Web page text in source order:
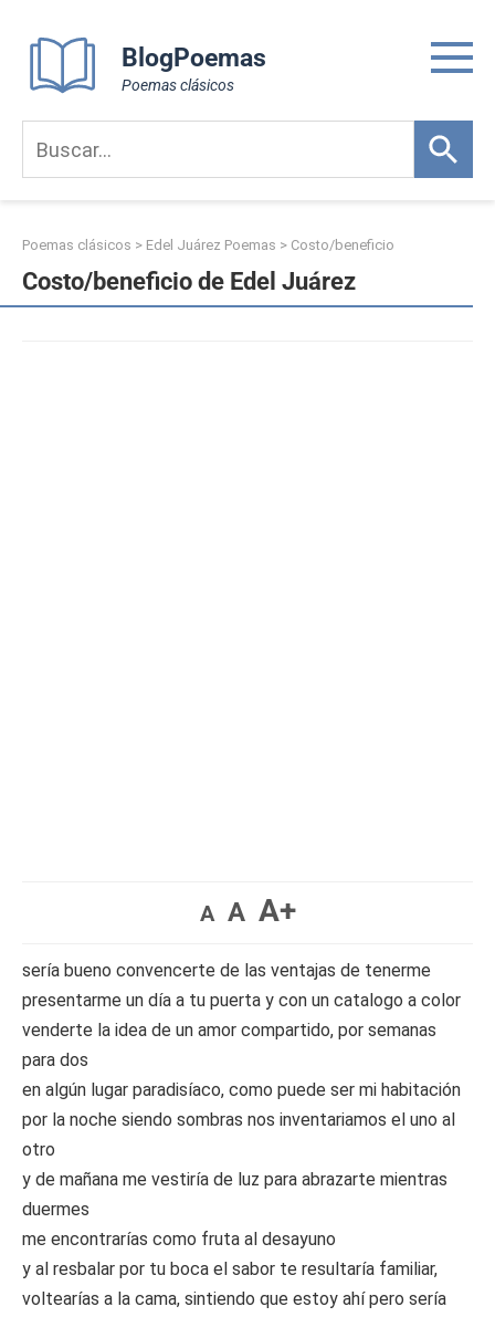
content
BlogPoemas
Poemas clásicos
Poemas clásicos > Edel Juárez Poemas > Costo/beneficio
Costo/beneficio de Edel Juárez
A A A+
sería bueno convencerte de las ventajas de tenerme
presentarme un día a tu puerta y con un catalogo a color
venderte la idea de un amor compartido, por semanas
para dos
en algún lugar paradisíaco, como puede ser mi habitación
por la noche siendo sombras nos inventariamos el uno al
otro
y de mañana me vestiría de luz para abrazarte mientras
duermes
me encontrarías como fruta al desayuno
y al resbalar por tu boca el sabor te resultaría familiar,
voltearías a la cama, sintiendo que estoy ahí pero sería